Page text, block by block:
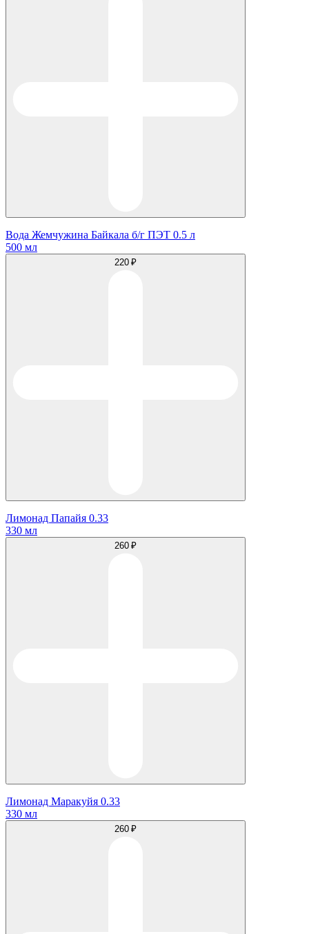
Вода Жемчужина Байкала б/г ПЭТ 0.5 л
500 мл
220 ₽
Лимонад Папайя 0.33
330 мл
260 ₽
Лимонад Маракуйя 0.33
330 мл
260 ₽